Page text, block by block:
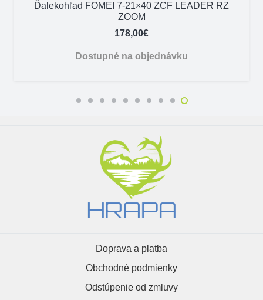
Ďalekohľad FOMEI 7-21×40 ZCF LEADER RZ
ZOOM
178,00€
Dostupné na objednávku
Doprava a platba
Obchodné podmienky
Odstúpenie od zmluvy